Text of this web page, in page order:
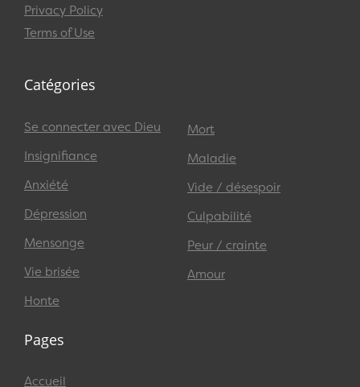
Privacy Policy
Terms of Use
Catégories
Se connecter avec Dieu
Insignifiance
Anxiété
Dépression
Mensonge
Vie brisée
Honte
Mort
Maladie
Vide / désespoir
Culpabilité
Peur / crainte
Amour
Pages
Accueil